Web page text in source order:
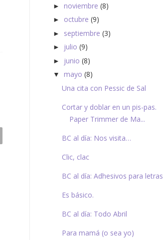
► noviembre (8)
► octubre (9)
► septiembre (3)
► julio (9)
► junio (8)
▼ mayo (8)
Una cita con Pessic de Sal
Cortar y doblar en un pis-pas.
Paper Trimmer de Ma...
BC al día: Nos visita…
Clic, clac
BC al día: Adhesivos para letras
Es básico.
BC al día: Todo Abril
Para mamá (o sea yo)